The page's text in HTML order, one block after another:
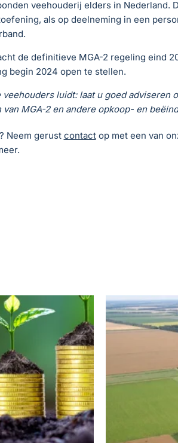
veehouderij elders in Nederland.
als op deelneming in een
de definitieve MGA-2 regeling eind
begin 2024 open te stellen.
veehouders luidt: laat u goed adviseren
van MGA-2 en andere opkoop- en
Neem gerust contactop met een van